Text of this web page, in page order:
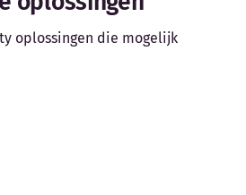
oplossingen die mogelijk